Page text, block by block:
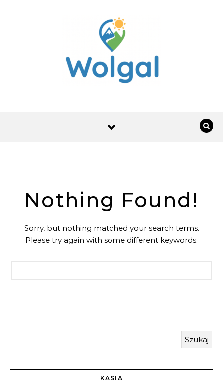
Nothing Found!
Sorry, but nothing matched your search terms.
Please try again with some different keywords.
Szukaj
KASIA